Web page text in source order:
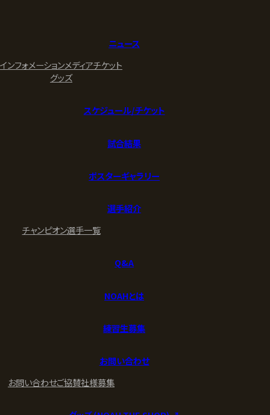
ニュース
インフォメーションメディアチケット
グッズ
スケジュール/チケット
試合結果
ポスターギャラリー
選手紹介
チャンピオン選手一覧
Q&A
NOAHとは
練習生募集
お問い合わせ
お問い合わせご協賛社様募集